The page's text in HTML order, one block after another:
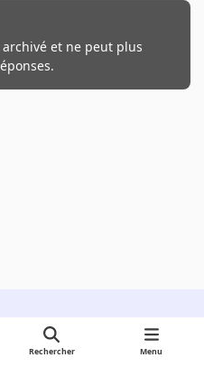
et ne peut plus
Rechercher Menu